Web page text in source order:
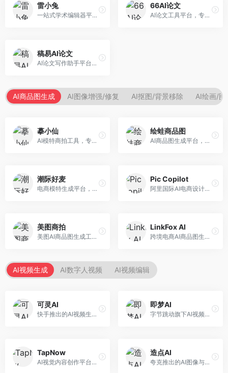
雷小兔
一站式学术编辑器平台，覆盖论文写作全流程。面向高校学生和科研人员，提供选题分析、文献检索、论文生成、查重降重等服务，操作流程清晰，学术写作效率显著提升。
66AI论文
AI论文工具平台，专注于高质量低查重论文生成。面向大学生和研究生，提供论文写作、降重修改等服务，生成内容原创度高，查重率低。
稿易AI论文
AI论文写作助手平台，提供智能化学术写作支持。面向高校学生，支持多种论文类型生成，提供参考文献管理和格式规范服务，操作流程简单。
AI商品图生成 AI图像增强/修复 AI抠图/背景移除 AI绘画/图
摹小仙
AI模特商拍工具，专注于服装电商。面向服装电商卖家，提供虚拟模特试穿、商品展示图生成等服务，模特形象多样，拍摄成本低。
绘蛙商品图
AI商品图生成平台，支持模特换装和场景生成。面向电商卖家，提供商品上身效果展示、场景化商品图生成等服务，电商营销效果显著。
潮际好麦
电商模特生成平台，支持AI虚拟模特创作。面向服装和配饰电商，提供模特试穿、商品展示、营销素材生成等服务，模特形象可定制。
Pic Copilot
阿里国际AI电商设计工具，专注于跨境电商。面向跨境电商卖家，提供商品图优化、营销海报生成、多语言适配等服务，海外市场适配性强。
美图商拍
美图AI商品图生成工具，整合美图生态。面向电商卖家，提供商品图美化、模特替换、场景生成等服务，移动端操作便捷。
LinkFox AI
跨境电商AI商品图生成工具。面向跨境电商卖家，支持多语言商品图生成、模特替换、场景优化等服务，适配海外电商平台需求。
AI视频生成 AI数字人视频 AI视频编辑
可灵AI
快手推出的AI视频生成平台，支持文生视频和图生视频，可生成长达2分钟的高质量视频内容。面向短视频创作者和营销人员，操作简便，生成效果逼真，适合商业推广和创意表达。
即梦AI
字节跳动旗下AI视频创作平台，支持多模态内容生成。面向内容创作者和营销人员，提供文生视频、图生视频、智能剪辑等功能，中文理解能力强，创作效率高。
TapNow
AI视觉内容创作平台，整合图像与视频生成能力。面向内容创作者，提供文生图、文生视频、智能编辑等服务，创作工具丰富，一站式体验便捷。
造点AI
夸克推出的AI图像与视频创作平台。面向普通用户和内容创作者，提供文生图、文生视频等功能，操作简便，与夸克生态深度整合。